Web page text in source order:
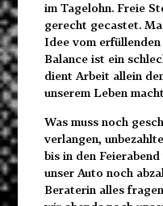
im Tagelohn. Freie
gerecht gecastet.
Idee vom
Balance ist ein
dient Arbeit allein
unserem Leben
Was muss noch
verlangen,
bis in den
unser Auto noch
Beraterin alles